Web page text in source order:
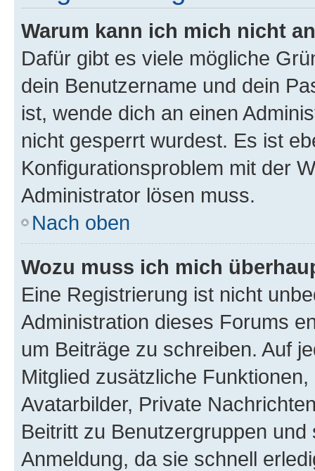
Warum kann ich mich nicht
Dafür gibt es viele mögliche
dein Benutzername und dein
ist, wende dich an einen
nicht gesperrt wurdest. Es ist
Konfigurationsproblem mit der
Administrator lösen muss.
Nach oben
Wozu muss ich mich
Eine Registrierung ist nicht
Administration dieses Forums
um Beiträge zu schreiben. Auf
Mitglied zusätzliche
Avatarbilder, Private
Beitritt zu Benutzergruppen
Anmeldung, da sie schnell